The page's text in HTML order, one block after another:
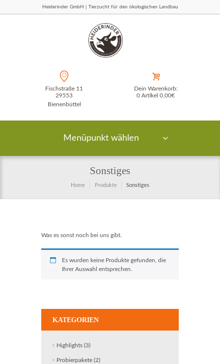
Heiderinder GmbH | Tierzucht für den ökologischen Landbau
Dein Warenkorb:
0 Artikel 0,00€
Fischstraße 11
29553
Bienenbüttel
Menüpunkt wählen
Sonstiges
Home Produkte Sonstiges
Was es sonst noch bei uns gibt.
Es wurden keine Produkte gefunden, die
Ihrer Auswahl entsprechen.
KATEGORIEN
Highlights (3)
Probierpakete (2)